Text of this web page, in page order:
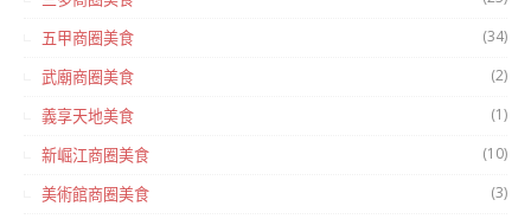
五甲商圈美食 (34)
武廟商圈美食 (2)
義享天地美食 (1)
新崛江商圈美食 (10)
美術館商圈美食 (3)